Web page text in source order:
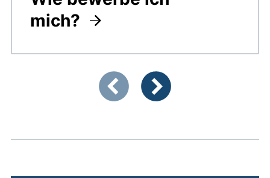
mich?
Zeigt Folie 1 von 3